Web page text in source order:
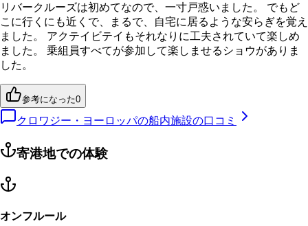
リバークルーズは初めてなので、一寸戸惑いました。 でもど
こに行くにも近くで、まるで、自宅に居るような安らぎを覚え
ました。 アクテイビテイもそれなりに工夫されていて楽しめ
ました。 乗組員すべてが参加して楽しませるショウがありま
した。
参考になった0
クロワジー・ヨーロッパの船内施設の口コミ
寄港地での体験
オンフルール